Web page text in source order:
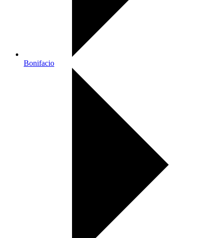
Bonifacio